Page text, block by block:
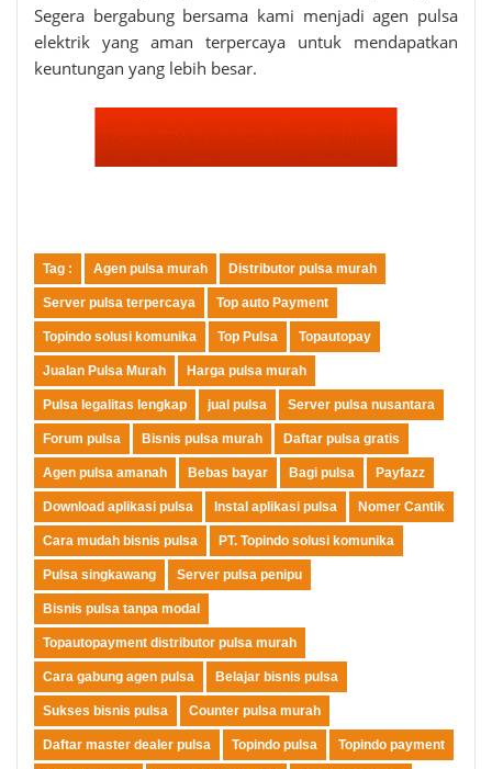
Segera bergabung bersama kami menjadi agen pulsa
elektrik yang aman terpercaya untuk mendapatkan
keuntungan yang lebih besar.
Tag : Agen pulsa murah Distributor pulsa murah
Server pulsa terpercaya Top auto Payment
Topindo solusi komunika Top Pulsa Topautopay
Jualan Pulsa Murah Harga pulsa murah
Pulsa legalitas lengkap jual pulsa Server pulsa nusantara
Forum pulsa Bisnis pulsa murah Daftar pulsa gratis
Agen pulsa amanah Bebas bayar Bagi pulsa Payfazz
Download aplikasi pulsa Instal aplikasi pulsa Nomer Cantik
Cara mudah bisnis pulsa PT. Topindo solusi komunika
Pulsa singkawang Server pulsa penipu
Bisnis pulsa tanpa modal
Topautopayment distributor pulsa murah
Cara gabung agen pulsa Belajar bisnis pulsa
Sukses bisnis pulsa Counter pulsa murah
Daftar master dealer pulsa Topindo pulsa Topindo payment